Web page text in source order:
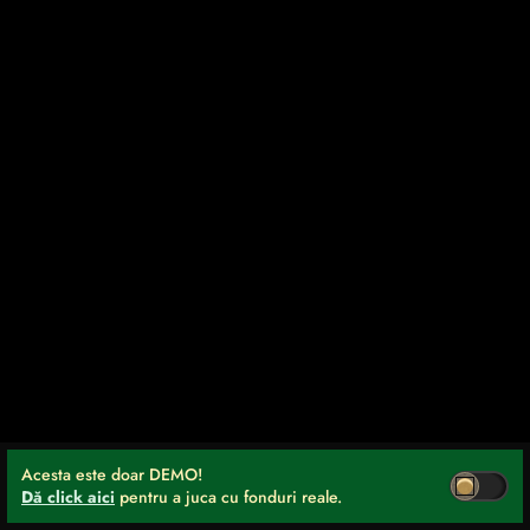
Acesta este doar DEMO!
Dă click aici pentru a juca cu fonduri reale.